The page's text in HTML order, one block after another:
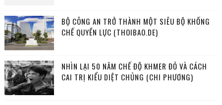
BỘ CÔNG AN TRỞ THÀNH MỘT SIÊU BỘ KHỐNG
CHẾ QUYỀN LỰC (THOIBAO.DE)
NHÌN LẠI 50 NĂM CHẾ ĐỘ KHMER ĐỎ VÀ CÁCH
CAI TRỊ KIỂU DIỆT CHỦNG (CHI PHƯƠNG)